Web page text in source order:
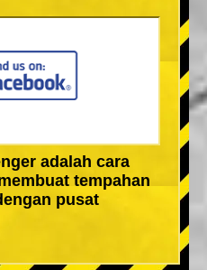
adalah cara
tempahan
pusat